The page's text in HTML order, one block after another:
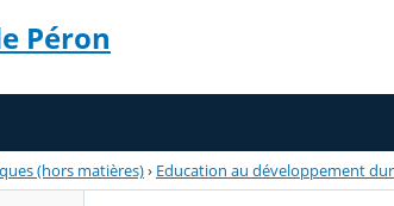
Péron
(hors matières)› Education au développement